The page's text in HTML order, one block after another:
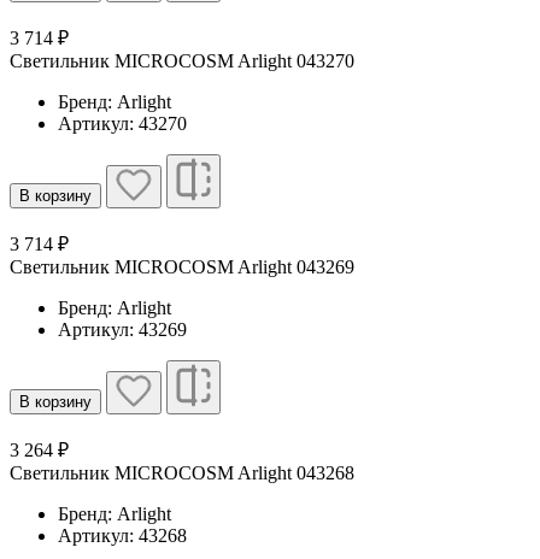
3 714 ₽
Светильник MICROCOSM Arlight 043270
Бренд: Arlight
Артикул: 43270
В корзину
3 714 ₽
Светильник MICROCOSM Arlight 043269
Бренд: Arlight
Артикул: 43269
В корзину
3 264 ₽
Светильник MICROCOSM Arlight 043268
Бренд: Arlight
Артикул: 43268